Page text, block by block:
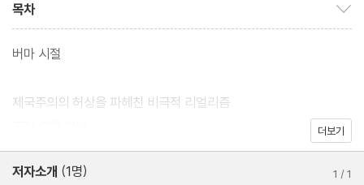
와 공간을 건너온 오늘날에도 여전히 유효한 비판의 목소리이자 날
카로운 시선이다.
목차
버마 시절
제국주의의 허상을 파헤친 비극적 리얼리즘
더보기
저자소개 (1명) 1 /1